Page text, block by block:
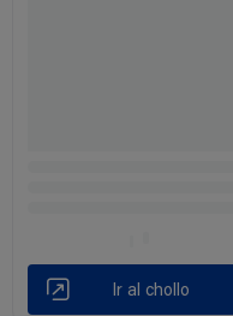
Ir al chollo